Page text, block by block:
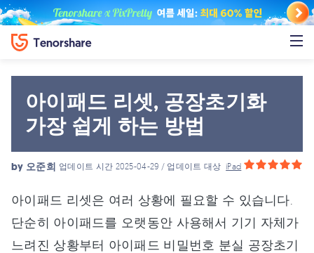
아이패드 리셋, 공장초기화
가장 쉽게 하는 방법
by 오준희 업데이트 시간 2025-04-29 / 업데이트 대상iPad
아이패드 리셋은 여러 상황에 필요할 수 있습니다.
단순히 아이패드를 오랫동안 사용해서 기기 자체가
느려진 상황부터 아이패드 비밀번호 분실 공장초기